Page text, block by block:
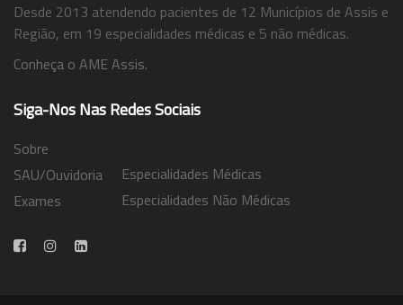
Desde 2013 atendendo pacientes de 12 Municípios de Assis e
Região, em 19 especialidades médicas e 5 não médicas.
Conheça o AME Assis.
Siga-Nos Nas Redes Sociais
Sobre
SAU/Ouvidoria
Exames
Especialidades Médicas
Especialidades Não Médicas